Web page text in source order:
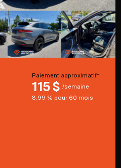
Paiement approximatif*
115 $ /semaine
8.99 % pour 60 mois